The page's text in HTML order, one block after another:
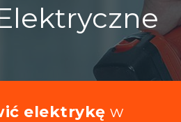
elektrykę w